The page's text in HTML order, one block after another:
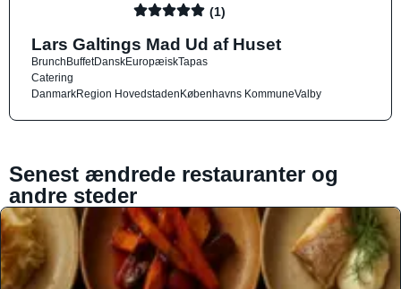
(1)
Lars Galtings Mad Ud af Huset
BrunchBuffetDanskEuropæiskTapas
Catering
DanmarkRegion HovedstadenKøbenhavns KommuneValby
Senest ændrede restauranter og
andre steder